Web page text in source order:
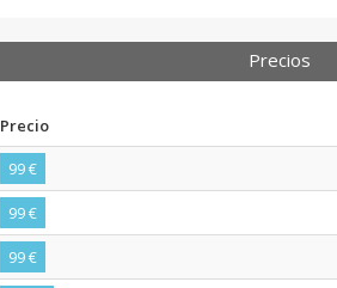
Precios
Precio
99 €
99 €
99 €